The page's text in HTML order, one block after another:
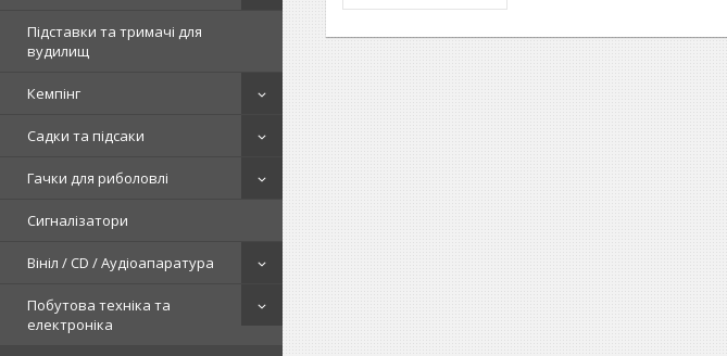
Підставки та тримачі для
вудилищ
Кемпінг
Садки та підсаки
Гачки для риболовлі
Сигналізатори
Вініл / CD / Аудіоапаратура
Побутова техніка та
електроніка